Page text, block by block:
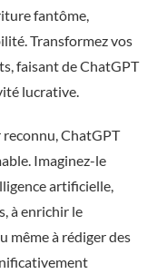
fantôme,
Transformez vos
faisant de ChatGPT
lucrative.
reconnu, ChatGPT
Imaginez-le
artificielle,
à enrichir le
même à rédiger des